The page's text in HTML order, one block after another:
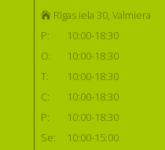
Rīgas iela 30, Valmiera
P:
10:00-18:30
O:
10:00-18:30
T:
10:00-18:30
C:
10:00-18:30
P:
10:00-18:30
Se:
10:00-15:00